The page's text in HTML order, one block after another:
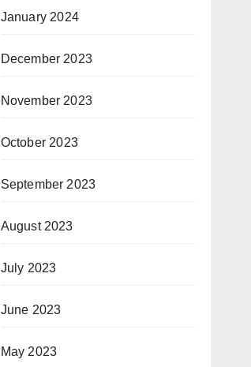
January 2024
December 2023
November 2023
October 2023
September 2023
August 2023
July 2023
June 2023
May 2023